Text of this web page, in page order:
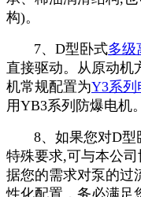
构)。
7、D型卧式多级
直接驱动。从原动机
机常规配置为Y3系列
用YB3系列防爆电机。
8、如果您对D型
特殊要求,可与本公
据您的需求对泵的过